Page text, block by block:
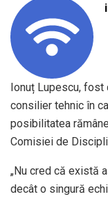
Ionuț Lupescu, fost
consilier tehnic în
posibilitatea
Comisiei de
„Nu cred că există
decât o singură